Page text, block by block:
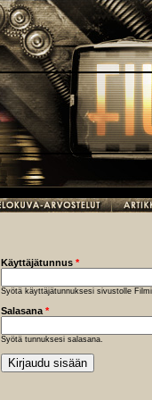
Käyttäjätunnus *
Syötä käyttäjätunnuksesi sivustolle
Salasana *
Syötä tunnuksesi salasana.